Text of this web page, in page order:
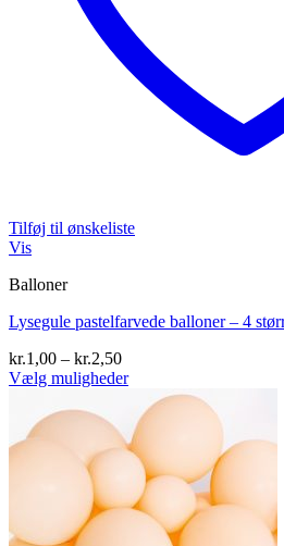
Tilføj til ønskeliste
Vis
Balloner
Lysegule pastelfarvede balloner – 4
kr.1,00 – kr.2,50Prisinterval:
kr.1,00
kr.2,50
Vælg muligheder
har
Mulighederne
vælges